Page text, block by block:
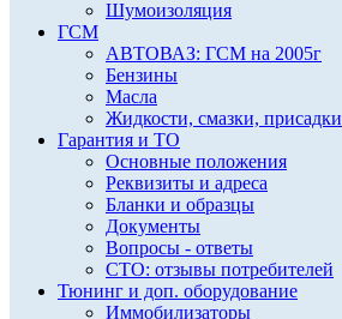
Шумоизоляция
ГСМ
АВТОВАЗ: ГСМ на 2005г
Бензины
Масла
Жидкости, смазки, присадки
Гарантия и ТО
Основные положения
Реквизиты и адреса
Бланки и образцы
Документы
Вопросы - ответы
СТО: отзывы потребителей
Тюнинг и доп. оборудование
Иммобилизаторы